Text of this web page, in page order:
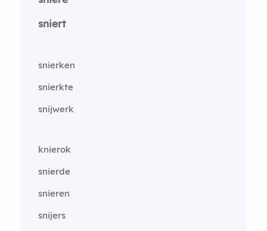
sniert
snierken
snierkte
snijwerk
knierok
snierde
snieren
snijers